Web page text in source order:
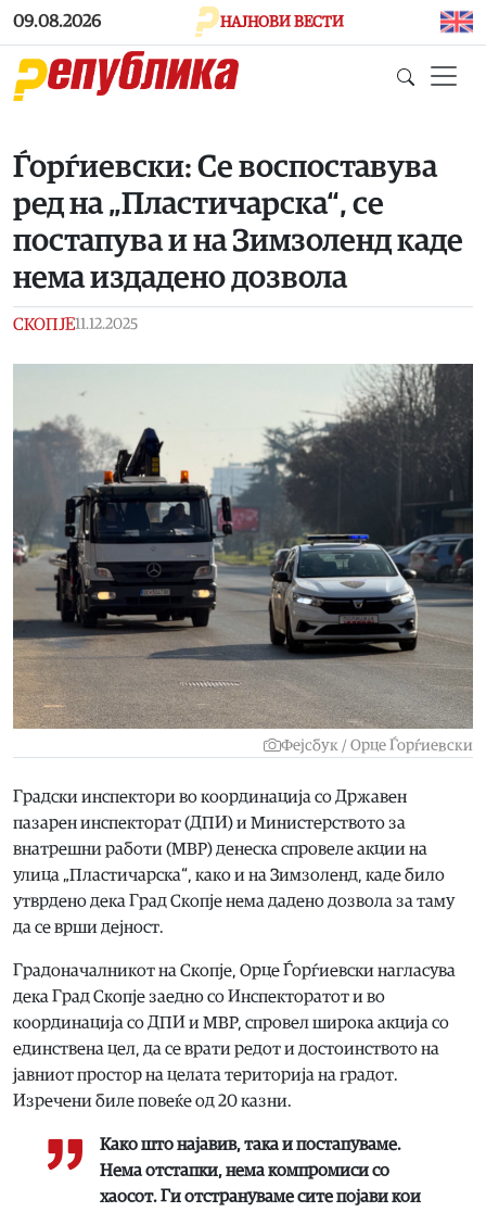
Skip to main content
09.08.2026 НАЈНОВИ ВЕСТИ
Ѓорѓиевски: Се воспоставува
ред на „Пластичарска“, се
постапува и на Зимзоленд каде
нема издадено дозвола
СКОПЈЕ11.12.2025
Фејсбук / Орце Ѓорѓиевски
Градски инспектори во координација со Државен
пазарен инспекторат (ДПИ) и Министерството за
внатрешни работи (МВР) денеска спровеле акции на
улица „Пластичарска“, како и на Зимзоленд, каде било
утврдено дека Град Скопје нема дадено дозвола за таму
да се врши дејност.
Градоначалникот на Скопје, Орце Ѓорѓиевски нагласува
дека Град Скопје заедно со Инспекторатот и во
координација со ДПИ и МВР, спровел широка акција со
единствена цел, да се врати редот и достоинството на
јавниот простор на целата територија на градот.
Изречени биле повеќе од 20 казни.
Како што најавив, така и постапуваме.
Нема отстапки, нема компромиси со
хаосот. Ги отстрануваме сите појави кои